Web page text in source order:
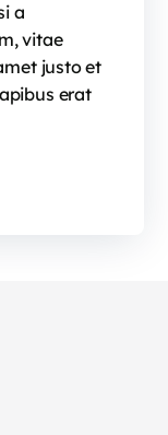
a
vitae
justo et
erat